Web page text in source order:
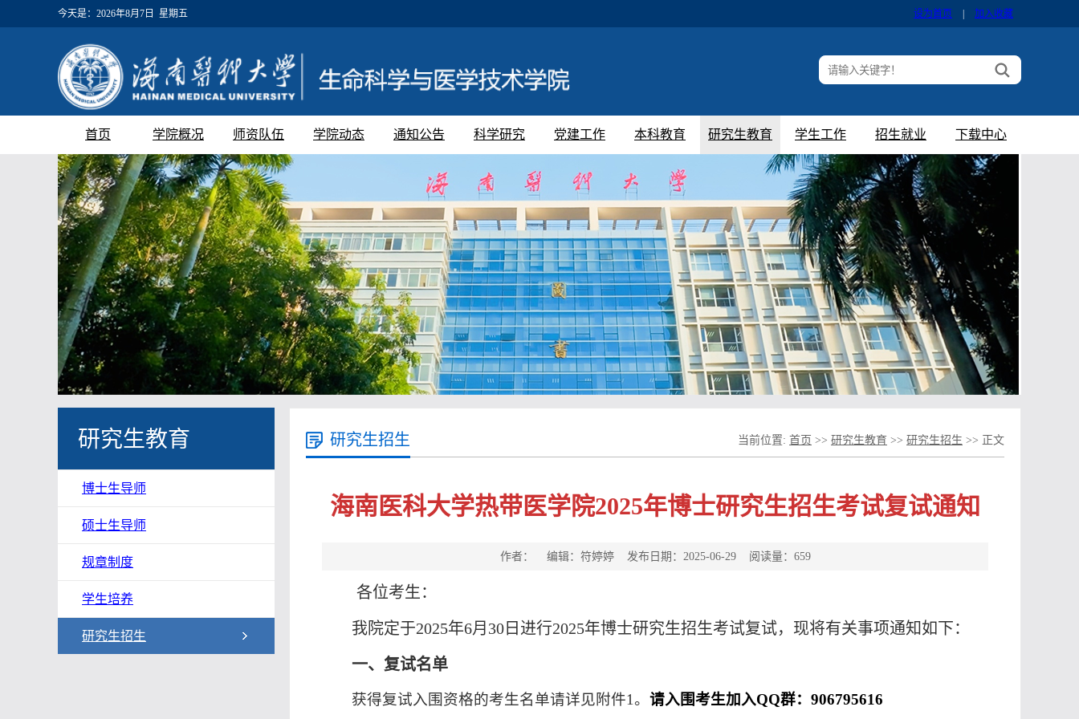
今天是： 2026年8月7日 星期五 设为首页 加入收藏
首页 学院概况 师资队伍 学院动态 通知公告 科学研究 党建工作 本科教育 研究生教育 学生工作 招生就业 下载中心
研究生教育
博士生导师
硕士生导师
规章制度
学生培养
研究生招生
研究生招生 当前位置: 首页 >> 研究生教育 >> 研究生招生 >> 正文
海南医科大学热带医学院2025年博士研究生招生考试复试通知
作者： 编辑：符婷婷 发布日期：2025-06-29 阅读量： 659
各位考生：
我院定于2025年6月30日进行2025年博士研究生招生考试复试，现将有关事项通知如下：
一、复试名单
获得复试入围资格的考生名单请详见附件1。请入围考生加入QQ群：906795616